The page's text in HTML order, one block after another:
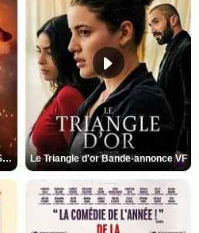
L'Odyssée Bande-annonce VO STFR Le Triangle d'or Bande-annonce VF